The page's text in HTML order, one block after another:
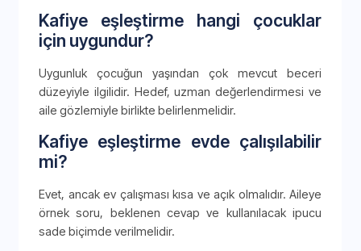
Kafiye eşleştirme hangi çocuklar
için uygundur?
Uygunluk çocuğun yaşından çok mevcut beceri
düzeyiyle ilgilidir. Hedef, uzman değerlendirmesi ve
aile gözlemiyle birlikte belirlenmelidir.
Kafiye eşleştirme evde çalışılabilir
mi?
Evet, ancak ev çalışması kısa ve açık olmalıdır. Aileye
örnek soru, beklenen cevap ve kullanılacak ipucu
sade biçimde verilmelidir.